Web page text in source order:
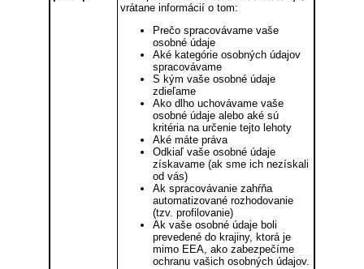
vrátane informácií o tom:
Prečo spracovávame vaše
osobné údaje
Aké kategórie osobných údajov
spracovávame
S kým vaše osobné údaje
zdieľame
Ako dlho uchovávame vaše
osobné údaje alebo aké sú
kritéria na určenie tejto lehoty
Aké máte práva
Odkiaľ vaše osobné údaje
získavame (ak sme ich nezískali
od vás)
Ak spracovávanie zahŕňa
automatizované rozhodovanie
(tzv. profilovanie)
Ak vaše osobné údaje boli
prevedené do krajiny, ktorá je
mimo EEA, ako zabezpečíme
ochranu vašich osobných údajov.